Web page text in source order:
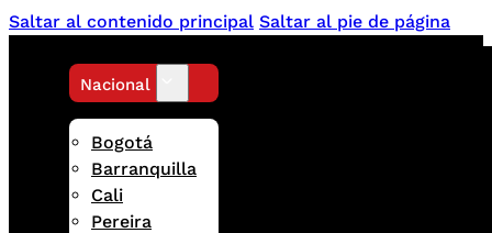
Saltar al contenido principal Saltar al pie de página
Nacional
Bogotá
Barranquilla
Cali
Pereira